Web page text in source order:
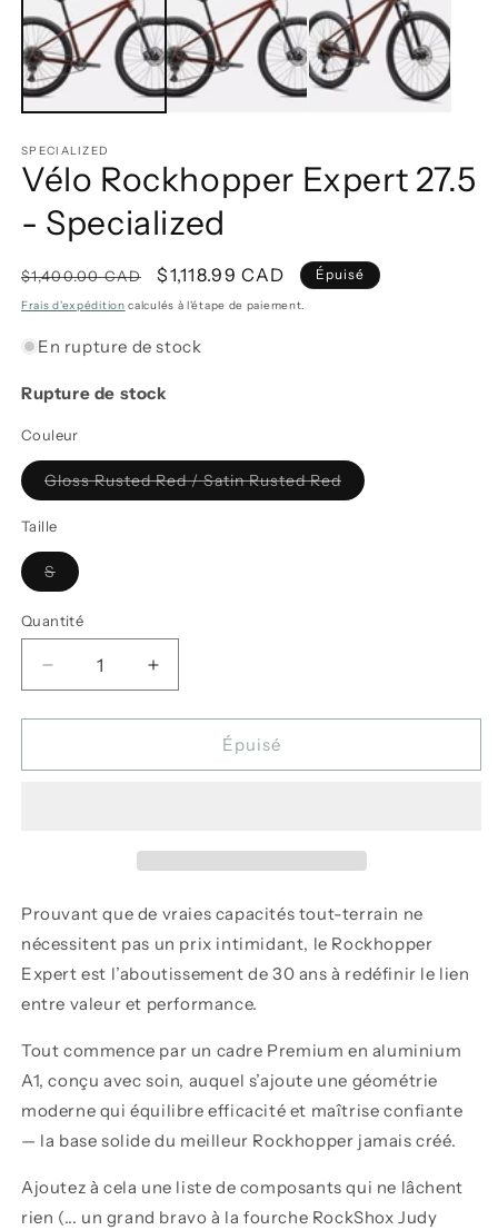
dans
une
fenêtre
modale
SPECIALIZED
Vélo Rockhopper Expert 27.5
- Specialized
Prix
habituel
$1,400.00 CAD
Prix
promotionnel
$1,118.99 CAD Épuisé
Frais d'expédition calculés à l'étape de paiement.
En rupture de stock
Rupture de stock
Couleur
Gloss Rusted Red / Satin Rusted RedVariante
épuisée
Taille
SVariante
épuisée
indisponible
Quantité
Réduire
la
quantité
Vélo
Augmenter
la
quantité
Vélo
Épuisé
Prouvant que de vraies capacités tout-terrain ne
nécessitent pas un prix intimidant, le Rockhopper
Expert est l’aboutissement de 30 ans à redéfinir le lien
entre valeur et performance.
Tout commence par un cadre Premium en aluminium
A1, conçu avec soin, auquel s’ajoute une géométrie
moderne qui équilibre efficacité et maîtrise confiante
— la base solide du meilleur Rockhopper jamais créé.
Ajoutez à cela une liste de composants qui ne lâchent
rien (... un grand bravo à la fourche RockShox Judy